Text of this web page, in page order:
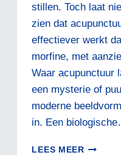
stillen. Toch laat
zien dat
effectiever werkt
morfine, met
Waar acupunctuur
een mysterie of
moderne
in. Een
LEES MEERGEEN